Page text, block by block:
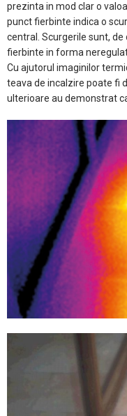
prezinta in mod clar o
punct fierbinte indica o
central. Scurgerile sunt,
fierbinte in forma
Cu ajutorul imaginilor
teava de incalzire poate fi
ulterioare au demonstrat